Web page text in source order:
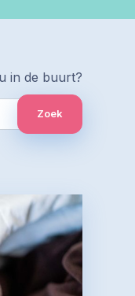
in de buurt?
Zoek